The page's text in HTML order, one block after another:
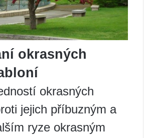
okrasných
okrasných
jejich příbuzným a
ryze okrasným